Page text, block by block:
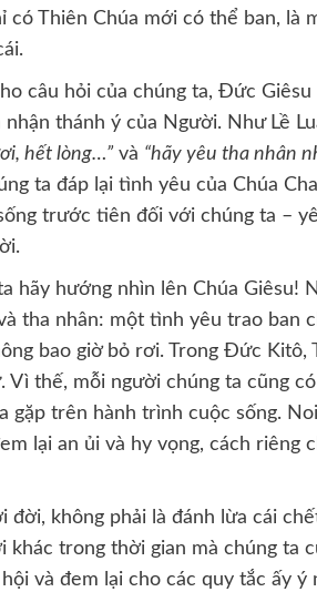
có Thiên Chúa mới có thể ban, là
câu hỏi của chúng ta, Đức Giêsu
thánh ý của Người. Như Lề
hết lòng…” và “hãy yêu tha nhân
ta đáp lại tình yêu của Chúa
trước tiên đối với chúng ta –
hãy hướng nhìn lên Chúa Giêsu!
tha nhân: một tình yêu trao ban
bao giờ bỏ rơi. Trong Đức
Vì thế, mỗi người chúng ta cũng
gặp trên hành trình cuộc sống.
lại an ủi và hy vọng, cách riêng
đời, không phải là đánh lừa cái
khác trong thời gian mà chúng ta
và đem lại cho các quy tắc ấy ý